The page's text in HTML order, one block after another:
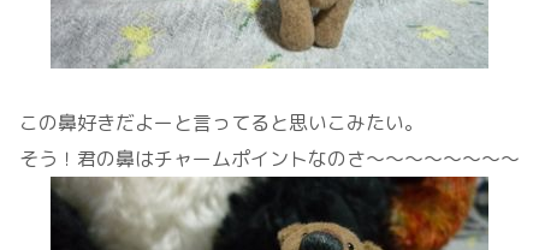
この鼻好きだよーと言ってると思いこみたい。
そう！君の鼻はチャームポイントなのさ～～～～～～～～